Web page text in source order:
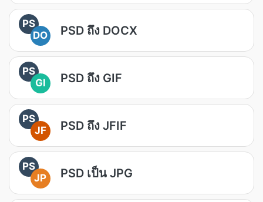
PS
DO
PSD ถึง DOCX
PS
GI
PSD ถึง GIF
PS
JF
PSD ถึง JFIF
PS
JP
PSD เป็น JPG